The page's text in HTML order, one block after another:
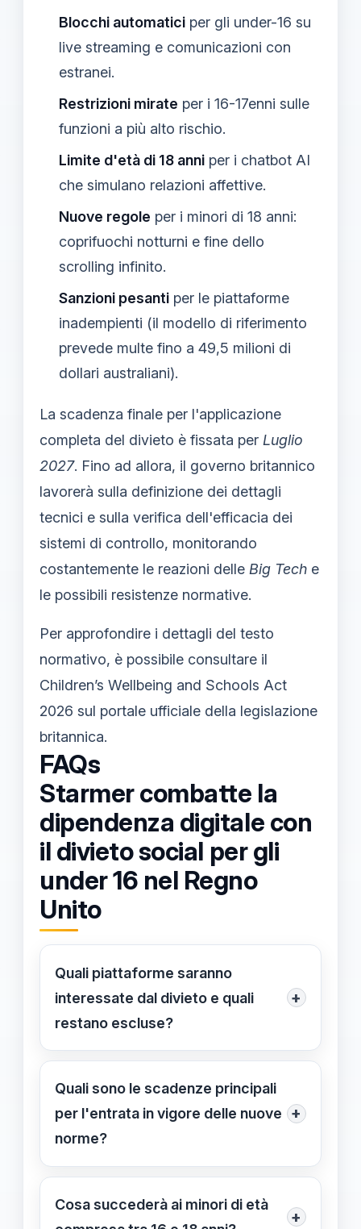
Blocchi automatici per gli under-16 su
live streaming e comunicazioni con
estranei.
Restrizioni mirate per i 16-17enni sulle
funzioni a più alto rischio.
Limite d'età di 18 anni per i chatbot AI
che simulano relazioni affettive.
Nuove regole per i minori di 18 anni:
coprifuochi notturni e fine dello
scrolling infinito.
Sanzioni pesanti per le piattaforme
inadempienti (il modello di riferimento
prevede multe fino a 49,5 milioni di
dollari australiani).
La scadenza finale per l'applicazione
completa del divieto è fissata per Luglio
2027. Fino ad allora, il governo britannico
lavorerà sulla definizione dei dettagli
tecnici e sulla verifica dell'efficacia dei
sistemi di controllo, monitorando
costantemente le reazioni delle Big Tech e
le possibili resistenze normative.
Per approfondire i dettagli del testo
normativo, è possibile consultare il
Children’s Wellbeing and Schools Act
2026 sul portale ufficiale della legislazione
britannica.
FAQs
Starmer combatte la
dipendenza digitale con
il divieto social per gli
under 16 nel Regno
Unito
Quali piattaforme saranno
interessate dal divieto e quali
restano escluse?
+
Il divieto colpirà i principali social
media come TikTok, Instagram,
Snapchat, YouTube, Facebook, X,
Reddit, Twitch, Threads e Kick. Al
messaggistica pura, come WhatsApp
e Signal, non rientreranno nelle
Quali sono le scadenze principali
per l'entrata in vigore delle nuove
norme?
+
Il Children’s Wellbeing and Schools
Act 2026 diventerà legge nel aprile
2026, con l'annuncio ufficiale del
Cosa succederà ai minori di età
+